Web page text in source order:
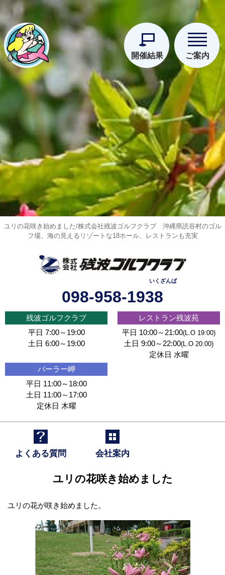
開催結果 ご案内
ユリの花咲き始めました/株式会社残波ゴルフクラブ
沖縄県読谷村のゴル
フ場、海の見えるリゾートな18ホール、レストランも充実
いくざんぱ
098-958-1938
残波ゴルフクラブ
平日 7:00～19:00
土日 6:00～19:00
レストラン残波苑
平日 10:00～21:00(L.O 19:00)
土日 9:00～22:00(L.O 20:00)
定休日 水曜
パーラー岬
平日 11:00～18:00
土日 11:00～17:00
定休日 木曜
よくある質問 会社案内
ユリの花咲き始めました
ユリの花が咲き始めました。